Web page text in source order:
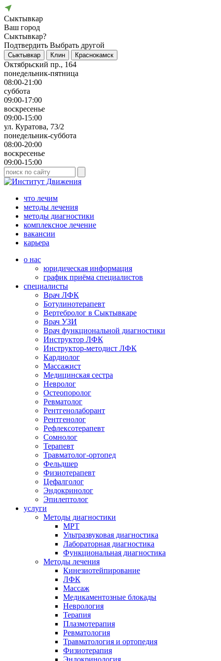
Сыктывкар
Ваш город
Сыктывкар?
Подтвердить Выбрать другой
Сыктывкар Клин Краснокамск
Октябрьский пр., 164
понедельник-пятница
08:00-21:00
суббота
09:00-17:00
воскресенье
09:00-15:00
ул. Куратова, 73/2
понедельник-суббота
08:00-20:00
воскресенье
09:00-15:00
что лечим
методы лечения
методы диагностики
комплексное лечение
вакансии
карьера
о нас
юридическая информация
график приёма специалистов
специалисты
Врач ЛФК
Ботулинотерапевт
Вертебролог в Сыктывкаре
Врач УЗИ
Врач функциональной диагностики
Инструктор ЛФК
Инструктор-методист ЛФК
Кардиолог
Массажист
Медицинская сестра
Невролог
Остеопоролог
Ревматолог
Рентгенолаборант
Рентгенолог
Рефлексотерапевт
Сомнолог
Терапевт
Травматолог-ортопед
Фельдшер
Физиотерапевт
Цефалголог
Эндокринолог
Эпилептолог
услуги
Методы диагностики
МРТ
Ультразвуковая диагностика
Лабораторная диагностика
Функциональная диагностика
Методы лечения
Кинезиотейпирование
ЛФК
Массаж
Медикаментозные блокады
Неврология
Терапия
Плазмотерапия
Ревматология
Травматология и ортопедия
Физиотерапия
Эндокринология